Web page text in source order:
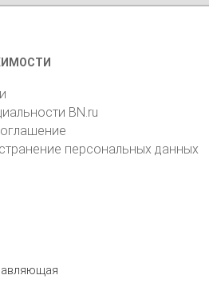
BN.ru
персональных данных